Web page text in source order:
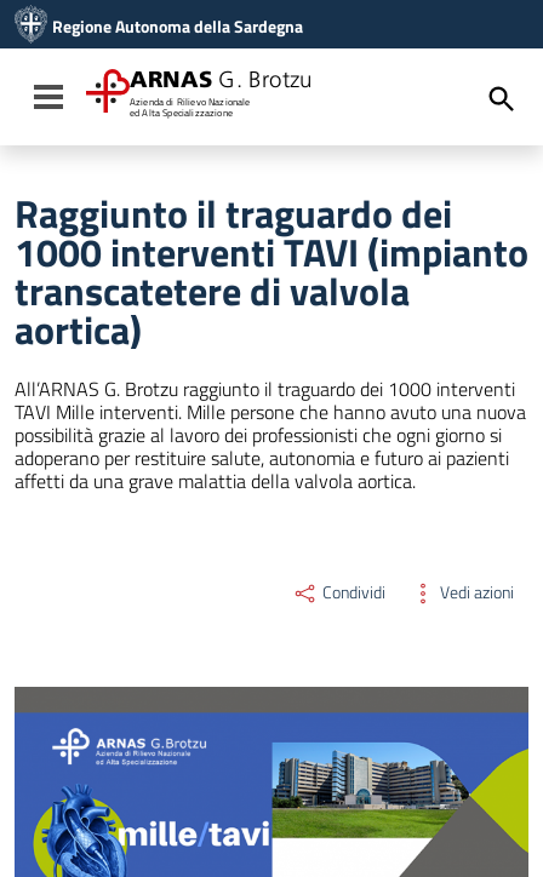
Vai al menu di navigazione
Vai al footer
Regione Autonoma della Sardegna
Toggle navigation
ARNAS G. Brotzu
Azienda di Rilievo Nazionale
ed Alta Specializzazione
Raggiunto il traguardo dei
1000 interventi TAVI (impianto
transcatetere di valvola
aortica)
All’ARNAS G. Brotzu raggiunto il traguardo dei 1000 interventi
TAVI Mille interventi. Mille persone che hanno avuto una nuova
possibilità grazie al lavoro dei professionisti che ogni giorno si
adoperano per restituire salute, autonomia e futuro ai pazienti
affetti da una grave malattia della valvola aortica.
Condividi Vedi azioni